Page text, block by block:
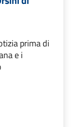
prima di
e i